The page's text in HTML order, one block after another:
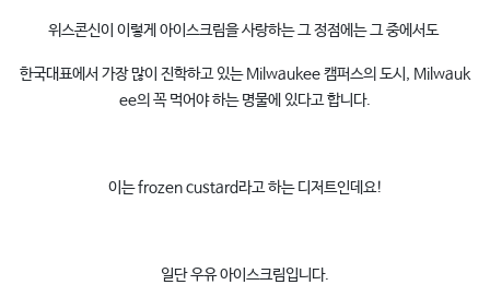
위스콘신이 이렇게 아이스크림을 사랑하는 그 정점에는 그 중에서도
한국대표에서 가장 많이 진학하고 있는 Milwaukee 캠퍼스의 도시, Milwauk
ee의 꼭 먹어야 하는 명물에 있다고 합니다.
이는 frozen custard라고 하는 디저트인데요!
일단 우유 아이스크림입니다.